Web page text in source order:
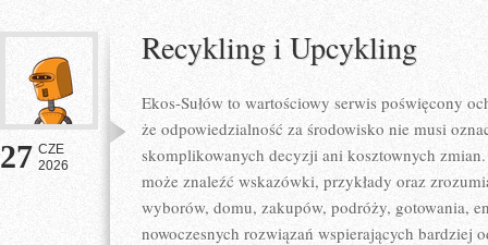
27 CZE
2026
Recykling i Upcykling
Ekos-Sułów to wartościowy serwis poświęcony
że odpowiedzialność za środowisko nie musi
skomplikowanych decyzji ani kosztownych
może znaleźć wskazówki, przykłady oraz
wyborów, domu, zakupów, podróży, gotowania,
nowoczesnych rozwiązań wspierających bardziej